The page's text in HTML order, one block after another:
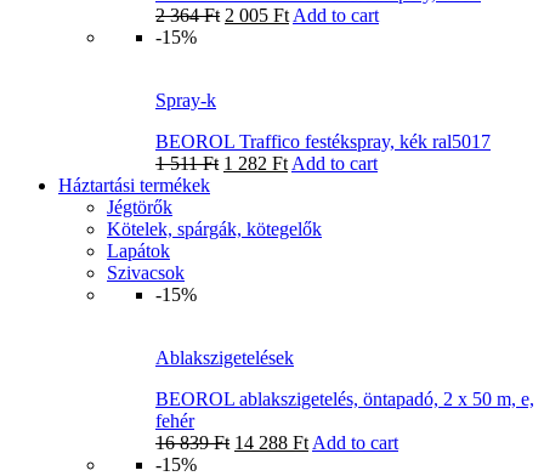
2 364Ft 2 005 Ft Add to cart
-15%
Spray-k
BEOROL Traffico festékspray, kék ral5017
1 511Ft 1 282 Ft Add to cart
Háztartási termékek
Jégtörők
Kötelek, spárgák, kötegelők
Lapátok
Szivacsok
-15%
Ablakszigetelések
BEOROL ablakszigetelés, öntapadó, 2 x 50 m, e,
fehér
16 839Ft 14 288 Ft Add to cart
-15%